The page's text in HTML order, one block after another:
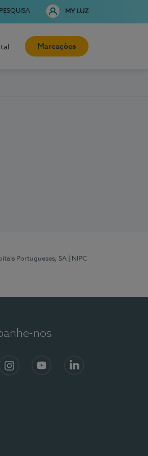
PESQUISA MY LUZ
Marcações
Portugueses, SA
| NIPC
nos